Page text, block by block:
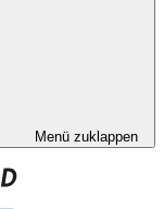
Menü zuklappen